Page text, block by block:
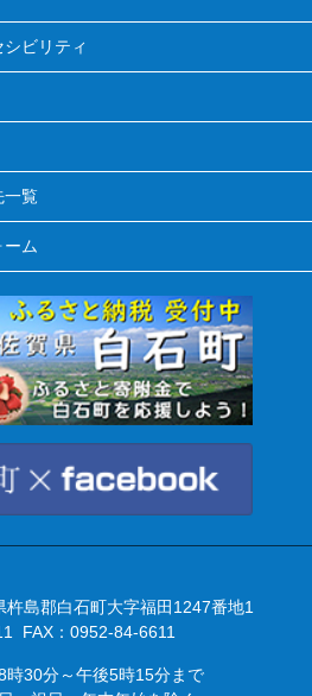
ビリティ
一覧
ーム
島郡白石町大字福田1247番地1
FAX：0952-84-6611
時30分～午後5時15分まで